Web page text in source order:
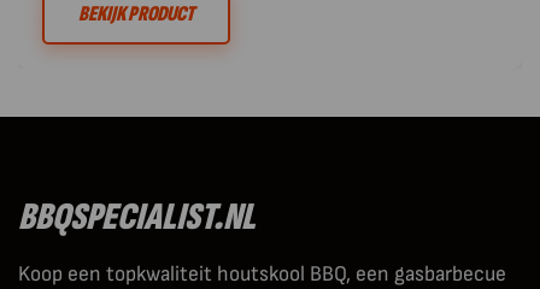
BEKIJK PRODUCT
BBQSPECIALIST.NL
Koop een topkwaliteit houtskool BBQ, een gasbarbecue